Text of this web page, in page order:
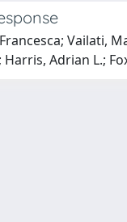
Vailati,
Adrian L.;